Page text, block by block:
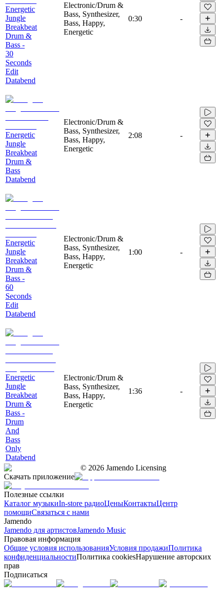
Energetic
Jungle
Breakbeat
Drum &
Bass -
30
Seconds
Edit
Databend
Electronic/Drum &
Bass, Synthesizer,
Bass, Happy,
Energetic
0:30 -
Energetic
Jungle
Breakbeat
Drum &
Bass
Databend
Electronic/Drum &
Bass, Synthesizer,
Bass, Happy,
Energetic
2:08 -
Energetic
Jungle
Breakbeat
Drum &
Bass -
60
Seconds
Edit
Databend
Electronic/Drum &
Bass, Synthesizer,
Bass, Happy,
Energetic
1:00 -
Energetic
Jungle
Breakbeat
Drum &
Bass -
Drum
And
Bass
Only
Databend
Electronic/Drum &
Bass, Synthesizer,
Bass, Happy,
Energetic
1:36 -
© 2026 Jamendo Licensing
Скачать приложение
Полезные ссылки
Каталог музыкиIn-store радиоЦеныКонтактыЦентр
помощиСвязаться с нами
Jamendo
Jamendo для артистовJamendo Music
Правовая информация
Общие условия использованияУсловия продажиПолитика
конфиденциальностиПолитика cookiesНарушение авторских
прав
Подписаться